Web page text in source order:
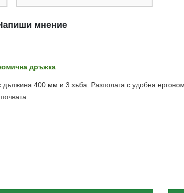
мнение
дръжка
400 мм и 3 зъба. Разполага с удобна